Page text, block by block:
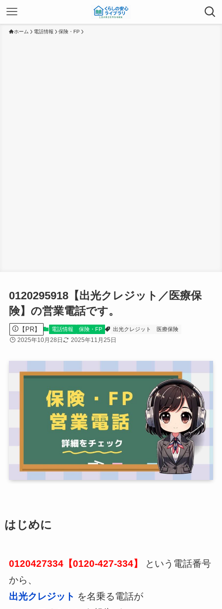
ホーム 電話情報 保険・FP
0120295918【出光クレジット／医療保
険】の営業電話です。
【PR】 電話情報 保険・FP 出光クレジット 医療保険
2025年10月28日 2025年11月25日
はじめに
0120427334【0120-427-334】
という電話番号
から、
出光クレジット を名乗る電話が